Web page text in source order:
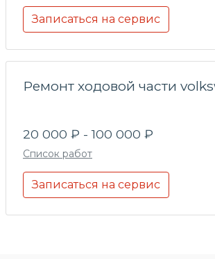
Записаться на сервис
Ремонт ходовой части
20 000 ₽ - 100 000 ₽
Список работ
Записаться на сервис